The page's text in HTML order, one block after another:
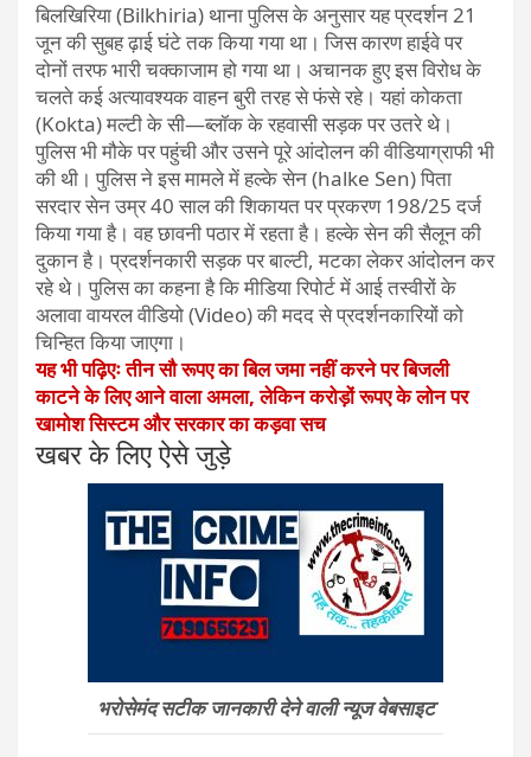
बिलखिरिया (Bilkhiria) थाना पुलिस के अनुसार यह प्रदर्शन 21
जून की सुबह ढ़ाई घंटे तक किया गया था। जिस कारण हाईवे पर
दोनों तरफ भारी चक्काजाम हो गया था। अचानक हुए इस विरोध के
चलते कई अत्यावश्यक वाहन बुरी तरह से फंसे रहे। यहां कोकता
(Kokta) मल्टी के सी—ब्लॉक के रहवासी सड़क पर उतरे थे।
पुलिस भी मौके पर पहुंची और उसने पूरे आंदोलन की वीडियाग्राफी भी
की थी। पुलिस ने इस मामले में हल्के सेन (halke Sen) पिता
सरदार सेन उम्र 40 साल की शिकायत पर प्रकरण 198/25 दर्ज
किया गया है। वह छावनी पठार में रहता है। हल्के सेन की सैलून की
दुकान है। प्रदर्शनकारी सड़क पर बाल्टी, मटका लेकर आंदोलन कर
रहे थे। पुलिस का कहना है कि मीडिया रिपोर्ट में आई तस्वीरों के
अलावा वायरल वीडियो (Video) की मदद से प्रदर्शनकारियों को
चिन्हित किया जाएगा।
यह भी पढ़िएः तीन सौ रूपए का बिल जमा नहीं करने पर बिजली
काटने के लिए आने वाला अमला, लेकिन करोड़ों रूपए के लोन पर
खामोश सिस्टम और सरकार का कड़वा सच
खबर के लिए ऐसे जुड़े
भरोसेमंद सटीक जानकारी देने वाली न्यूज वेबसाइट